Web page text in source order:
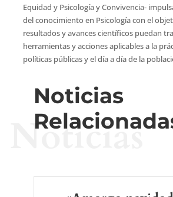
Equidad y Psicología y Convivencia-
del conocimiento en Psicología con el
resultados y avances científicos puedan
herramientas y acciones aplicables a la
políticas públicas y el día a día de la
Noticias
Noticias